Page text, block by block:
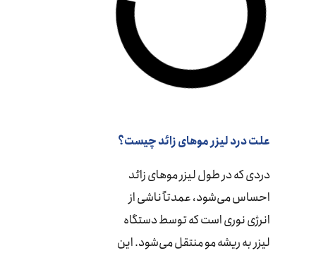
علت درد لیزر موهای زائد چیست؟
دردی که در طول لیزر موهای زائد
احساس می‌شود، عمدتاً ناشی از
انرژی نوری است که توسط دستگاه
لیزر به ریشه مو منتقل می‌شود. این